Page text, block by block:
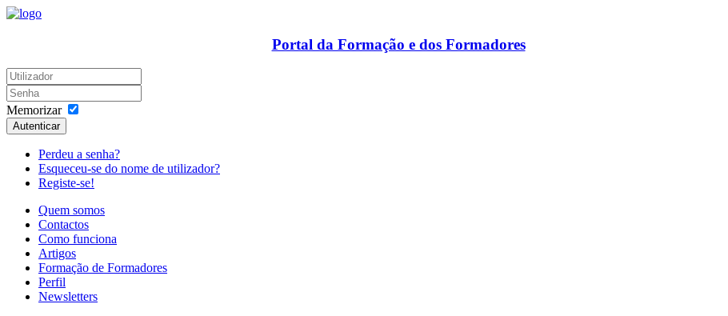
Portal da Formação e dos Formadores
Memorizar
Autenticar
Perdeu a senha?
Esqueceu-se do nome de utilizador?
Registe-se!
Quem somos
Contactos
Como funciona
Artigos
Formação de Formadores
Perfil
Newsletters